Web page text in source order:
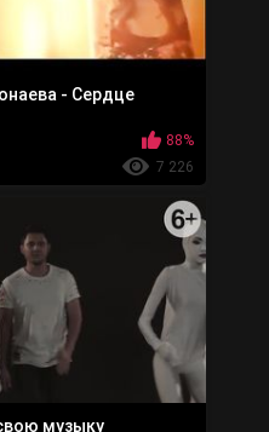
- Сердце
88%
7 226
музыку